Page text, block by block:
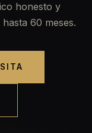
honesto y
60 meses.